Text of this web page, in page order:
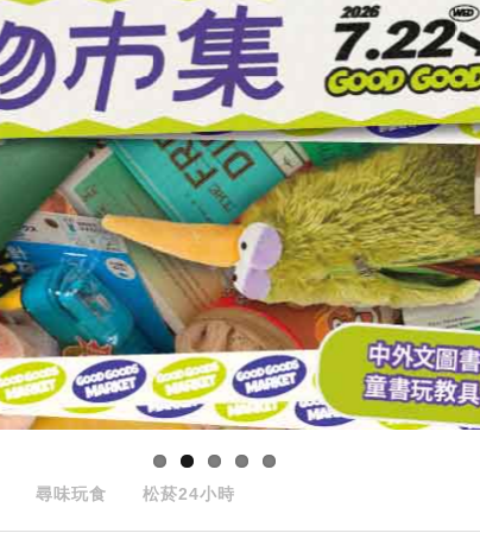
尋味玩食 松菸24小時